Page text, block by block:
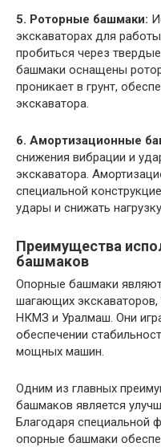
5. Роторные башмаки:
экскаваторах для
пробиться через
башмаки оснащены
проникает в грунт,
экскаватора.
6. Амортизационные
снижения вибрации и
экскаватора.
специальной
удары и снижать
Преимущества
башмаков
Опорные башмаки
шагающих экскаваторов,
НКМЗ и Уралмаш. Они
обеспечении
мощных машин.
Одним из главных
башмаков является
Благодаря специальной
опорные башмаки